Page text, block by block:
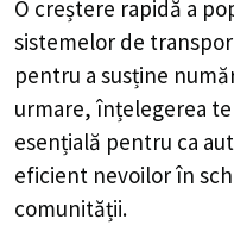
O creștere rapidă a
sistemelor de
pentru a susține
urmare, înțelegerea
esențială pentru ca
eficient nevoilor în
comunității.